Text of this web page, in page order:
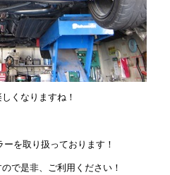
くなりますね！
を取り扱っております！
で是非、ご利用ください！